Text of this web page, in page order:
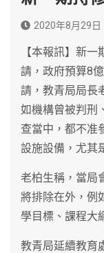
2020年8月29日
【本報訊】新
請，政府預算8
請，教青局局長
如機構曾被判刑
查當中，都不准
設施設備，尤其
老柏生稱，當局
將排除在外，例
學目標、課程大
教青局延續教育